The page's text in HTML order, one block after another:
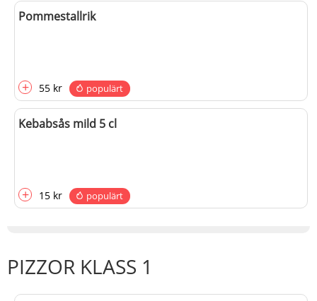
Pommestallrik
+ 55 kr populärt
Kebabsås mild 5 cl
+ 15 kr populärt
PIZZOR KLASS 1